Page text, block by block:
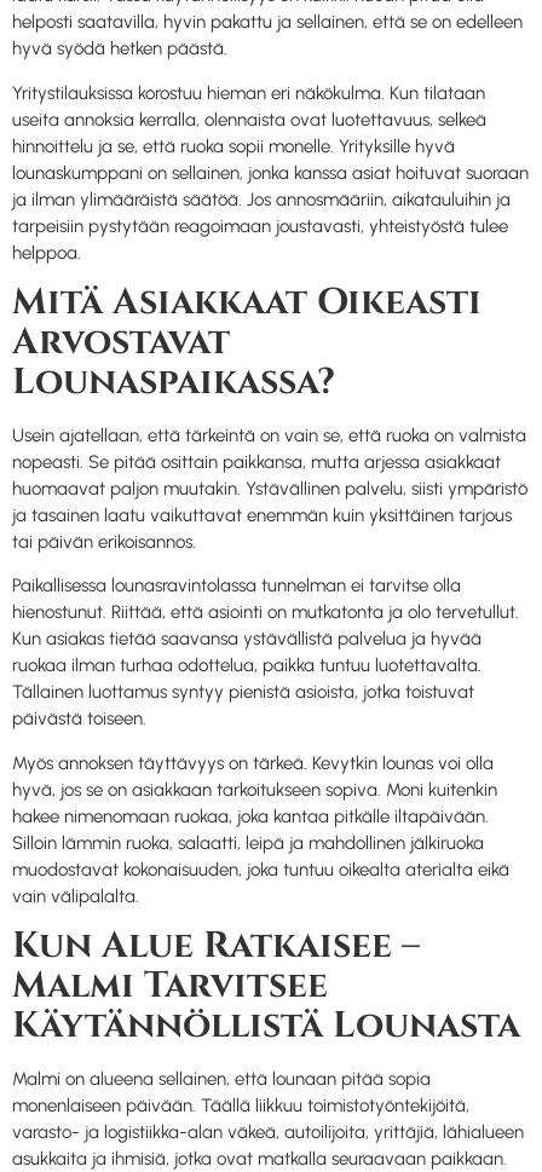
helposti saatavilla, hyvin pakattu ja sellainen, että se on edelleen
hyvä syödä hetken päästä.
Yritystilauksissa korostuu hieman eri näkökulma. Kun tilataan
useita annoksia kerralla, olennaista ovat luotettavuus, selkeä
hinnoittelu ja se, että ruoka sopii monelle. Yrityksille hyvä
lounaskumppani on sellainen, jonka kanssa asiat hoituvat suoraan
ja ilman ylimääräistä säätöä. Jos annosmääriin, aikatauluihin ja
tarpeisiin pystytään reagoimaan joustavasti, yhteistyöstä tulee
helppoa.
Mitä Asiakkaat Oikeasti
Arvostavat
Lounaspaikassa?
Usein ajatellaan, että tärkeintä on vain se, että ruoka on valmista
nopeasti. Se pitää osittain paikkansa, mutta arjessa asiakkaat
huomaavat paljon muutakin. Ystävällinen palvelu, siisti ympäristö
ja tasainen laatu vaikuttavat enemmän kuin yksittäinen tarjous
tai päivän erikoisannos.
Paikallisessa lounasravintolassa tunnelman ei tarvitse olla
hienostunut. Riittää, että asiointi on mutkatonta ja olo tervetullut.
Kun asiakas tietää saavansa ystävällistä palvelua ja hyvää
ruokaa ilman turhaa odottelua, paikka tuntuu luotettavalta.
Tällainen luottamus syntyy pienistä asioista, jotka toistuvat
päivästä toiseen.
Myös annoksen täyttävyys on tärkeä. Kevytkin lounas voi olla
hyvä, jos se on asiakkaan tarkoitukseen sopiva. Moni kuitenkin
hakee nimenomaan ruokaa, joka kantaa pitkälle iltapäivään.
Silloin lämmin ruoka, salaatti, leipä ja mahdollinen jälkiruoka
muodostavat kokonaisuuden, joka tuntuu oikealta aterialta eikä
vain välipalalta.
Kun Alue Ratkaisee –
Malmi Tarvitsee
Käytännöllistä Lounasta
Malmi on alueena sellainen, että lounaan pitää sopia
monenlaiseen päivään. Täällä liikkuu toimistotyöntekijöitä,
varasto- ja logistiikka-alan väkeä, autoilijoita, yrittäjiä, lähialueen
asukkaita ja ihmisiä, jotka ovat matkalla seuraavaan paikkaan.